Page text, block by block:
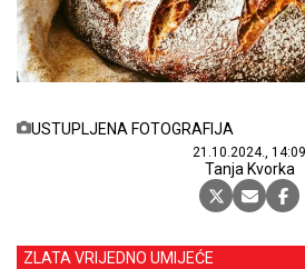
USTUPLJENA FOTOGRAFIJA
21.10.2024., 14:09
Tanja Kvorka
ZLATA VRIJEDNO UMIJEĆE